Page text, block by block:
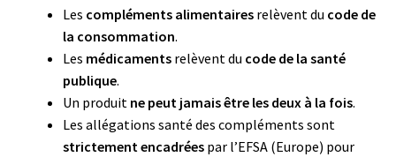
Les compléments alimentairesrelèvent du code de
la consommation.
Les médicamentsrelèvent du code de la santé
publique.
Un produit ne peut jamais être les deux à la fois.
Les allégations santé des compléments sont
strictement encadréespar l’EFSA (Europe) pour